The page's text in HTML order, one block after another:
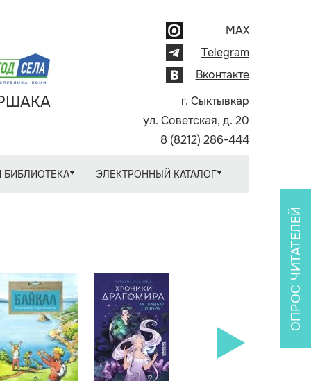
MAX
Telegram
Вконтакте
г. Сыктывкар
ул. Советская, д. 20
8 (8212) 286-444
БИБЛИОТЕКА ЭЛЕКТРОННЫЙ КАТАЛОГ
ОПРОС ЧИТАТЕЛЕЙ